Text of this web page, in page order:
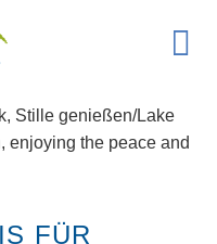
FÜR